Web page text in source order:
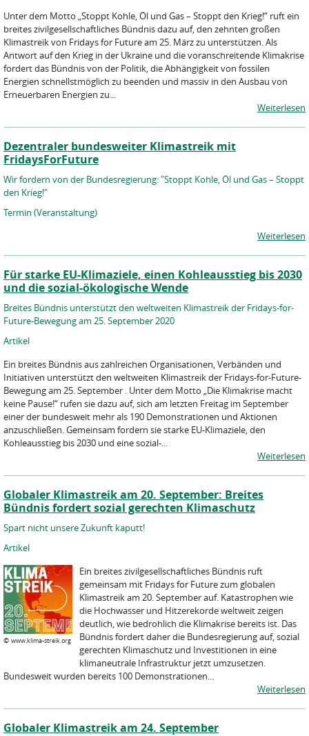
Unter dem Motto „Stoppt Kohle, Öl und Gas – Stoppt den Krieg!“ ruft ein
breites zivilgesellschaftliches Bündnis dazu auf, den zehnten großen
Klimastreik von Fridays for Future am 25. März zu unterstützen. Als
Antwort auf den Krieg in der Ukraine und die voranschreitende Klimakrise
fordert das Bündnis von der Politik, die Abhängigkeit von fossilen
Energien schnellstmöglich zu beenden und massiv in den Ausbau von
Erneuerbaren Energien zu...
Weiterlesen
Dezentraler bundesweiter Klimastreik mit
FridaysForFuture
Wir fordern von der Bundesregierung: "Stoppt Kohle, Öl und Gas – Stoppt
den Krieg!"
Termin (Veranstaltung)
Weiterlesen
Für starke EU-Klimaziele, einen Kohleausstieg bis 2030
und die sozial-ökologische Wende
Breites Bündnis unterstützt den weltweiten Klimastreik der Fridays-for-
Future-Bewegung am 25. September 2020
Artikel
Ein breites Bündnis aus zahlreichen Organisationen, Verbänden und
Initiativen unterstützt den weltweiten Klimastreik der Fridays-for-Future-
Bewegung am 25. September . Unter dem Motto „Die Klimakrise macht
keine Pause!“ rufen sie dazu auf, sich am letzten Freitag im September
einer der bundesweit mehr als 190 Demonstrationen und Aktionen
anzuschließen. Gemeinsam fordern sie starke EU-Klimaziele, den
Kohleausstieg bis 2030 und eine sozial-...
Weiterlesen
Globaler Klimastreik am 20. September: Breites
Bündnis fordert sozial gerechten Klimaschutz
Spart nicht unsere Zukunft kaputt!
Artikel
© www.klima-streik.org
Ein breites zivilgesellschaftliches Bündnis ruft
gemeinsam mit Fridays for Future zum globalen
Klimastreik am 20. September auf. Katastrophen wie
die Hochwasser und Hitzerekorde weltweit zeigen
deutlich, wie bedrohlich die Klimakrise bereits ist. Das
Bündnis fordert daher die Bundesregierung auf, sozial
gerechten Klimaschutz und Investitionen in eine
klimaneutrale Infrastruktur jetzt umzusetzen.
Bundesweit wurden bereits 100 Demonstrationen...
Weiterlesen
Globaler Klimastreik am 24. September